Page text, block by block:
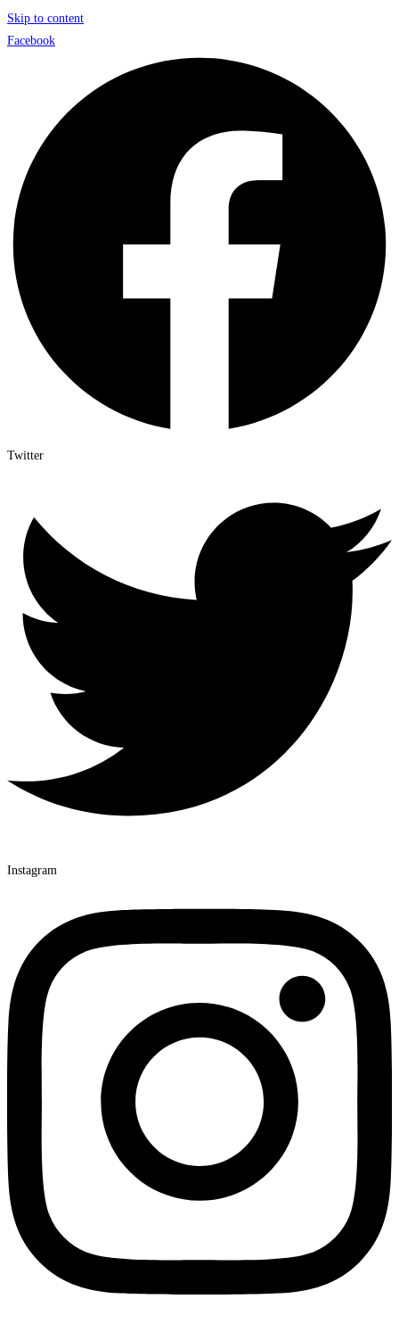
Skip to content
Facebook
Twitter
Instagram